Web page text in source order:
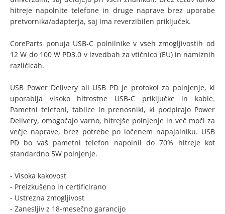
hitreje napolnite telefone in druge naprave brez uporabe
pretvornika/adapterja, saj ima reverzibilen priključek.
CoreParts ponuja USB-C polnilnike v vseh zmogljivostih od
12 W do 100 W PD3.0 v izvedbah za vtičnico (EU) in namiznih
različicah.
USB Power Delivery ali USB PD je protokol za polnjenje, ki
uporablja visoko hitrostne USB-C priključke in kable.
Pametni telefoni, tablice in prenosniki, ki podpirajo Power
Delivery, omogočajo varno, hitrejše polnjenje in več moči za
večje naprave, brez potrebe po ločenem napajalniku. USB
PD bo vaš pametni telefon napolnil do 70% hitreje kot
standardno 5W polnjenje.
- Visoka kakovost
- Preizkušeno in certificirano
- Ustrezna zmogljivost
- Zanesljiv z 18-mesečno garancijo